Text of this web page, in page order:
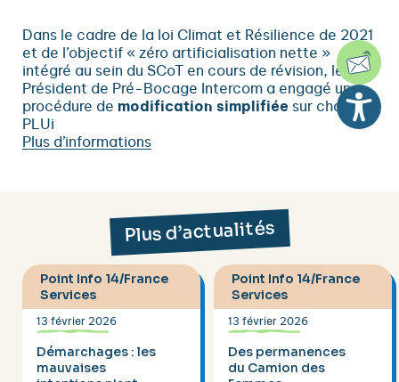
Dans le cadre de la loi Climat et Résilience de 2021
et de l’objectif « zéro artificialisation nette »
intégré au sein du SCoT en cours de révision, le
Président de Pré-Bocage Intercom a engagé une
procédure de modification simplifiée sur chaque
PLUi
Plus d’informations
Plus d’actualités
Point Info 14/France
Services
13 février 2026
Démarchages : les
mauvaises
Point Info 14/France
Services
13 février 2026
Des permanences
du Camion des